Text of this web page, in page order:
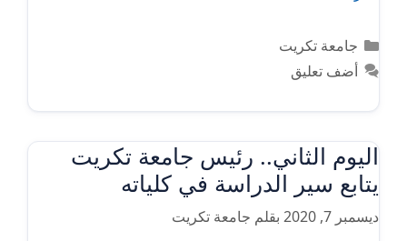
التصنيفات
جامعة تكريت
أضف تعليق
اليوم الثاني.. رئيس جامعة تكريت
يتابع سير الدراسة في كلياته
ديسمبر 7, 2020 بقلم جامعة تكريت